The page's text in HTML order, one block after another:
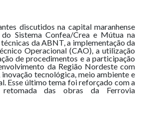
discutidos na capital maranhense
Sistema Confea/Crea e Mútua na
da ABNT, a implementação da
Operacional (CAO), a utilização
de procedimentos e a participação
da Região Nordeste com
tecnológica, meio ambiente e
Esse último tema foi reforçado com a
das obras da Ferrovia